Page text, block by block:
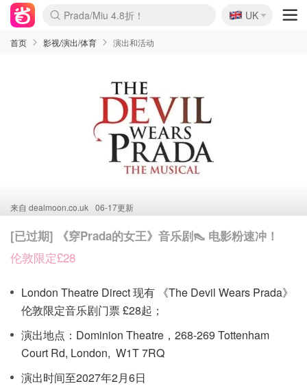
麦卢卡蜂蜜夏促！个位数！
Prada/Miu 4.8折！
啥？必胜客披萨5折！
🇬🇧
UK
首页 影视/演出/体育 演出和活动
来自 dealmoon.co.uk 06-17更新
[已过期] 《穿Prada的女王》音乐剧👠 电影粉速冲！
伦敦限定£28
London Theatre Direct 现有 《The Devil Wears Prada》
伦敦限定音乐剧门票 £28起；
演出地点：Dominion Theatre，268-269 Tottenham
Court Rd, London, W1T 7RQ
演出时间至2027年2月6日